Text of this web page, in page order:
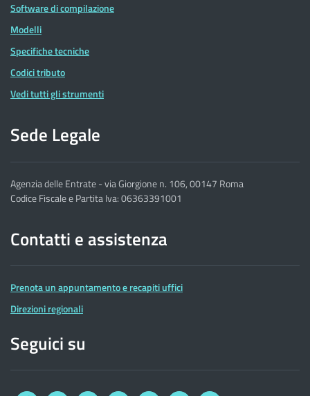
Software di compilazione
Modelli
Specifiche tecniche
Codici tributo
Vedi tutti gli strumenti
Sede Legale
Agenzia delle Entrate - via Giorgione n. 106, 00147 Roma
Codice Fiscale e Partita Iva: 06363391001
Contatti e assistenza
Prenota un appuntamento e recapiti uffici
Direzioni regionali
Seguici su